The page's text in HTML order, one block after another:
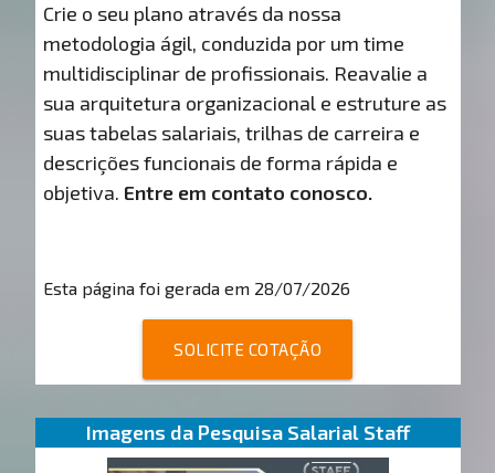
Crie o seu plano através da nossa
metodologia ágil, conduzida por um time
multidisciplinar de profissionais. Reavalie a
sua arquitetura organizacional e estruture as
suas tabelas salariais, trilhas de carreira e
descrições funcionais de forma rápida e
objetiva. Entre em contato conosco.
Esta página foi gerada em 28/07/2026
SOLICITE COTAÇÃO
Imagens da Pesquisa Salarial Staff